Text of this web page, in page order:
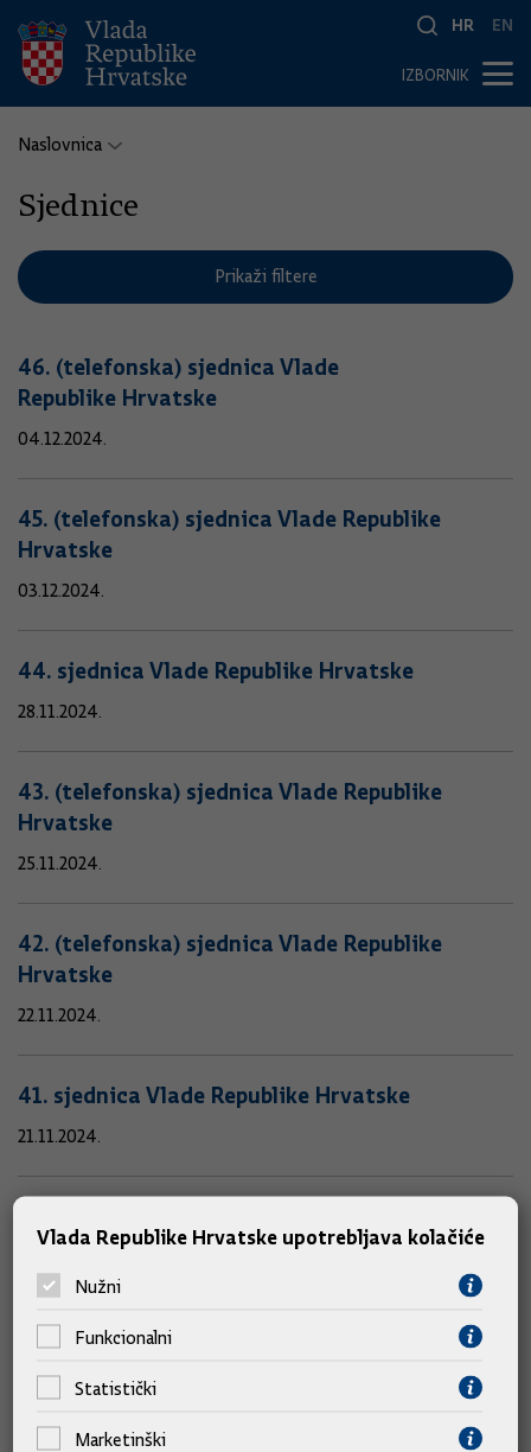
HR EN
IZBORNIK
Naslovnica
Sjednice
Prikaži filtere
46. (telefonska) sjednica Vlade
Republike Hrvatske
04.12.2024.
45. (telefonska) sjednica Vlade Republike
Hrvatske
03.12.2024.
44. sjednica Vlade Republike Hrvatske
28.11.2024.
43. (telefonska) sjednica Vlade Republike
Hrvatske
25.11.2024.
42. (telefonska) sjednica Vlade Republike
Hrvatske
22.11.2024.
41. sjednica Vlade Republike Hrvatske
21.11.2024.
Hrvatske
16.11.2024.
39. sjednica Vlade Republike Hrvatske
Vlada Republike Hrvatske upotrebljava kolačiće
Nužni
Funkcionalni
Statistički
Marketinški